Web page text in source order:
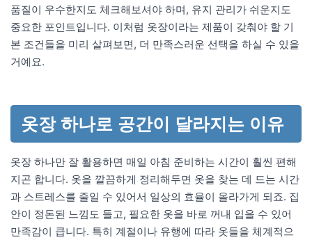
품질이 우수한지도 체크해보셔야 하며, 유지 관리가 쉬운지도
중요한 포인트입니다. 이처럼 옷장이라는 제품이 갖춰야 할 기
본 조건들을 미리 살펴보면, 더 만족스러운 선택을 하실 수 있을
거예요.
옷장 하나로 공간이 달라지는 이유
옷장 하나만 잘 활용하면 매일 아침 준비하는 시간이 훨씬 편해
지곤 합니다. 옷을 깔끔하게 정리해두면 옷을 찾는 데 드는 시간
과 스트레스를 줄일 수 있어서 일상의 효율이 올라가게 되죠. 집
안이 정돈된 느낌도 들고, 필요한 옷을 바로 꺼내 입을 수 있어
만족감이 큽니다. 특히 계절이나 유행에 따라 옷들을 체계적으